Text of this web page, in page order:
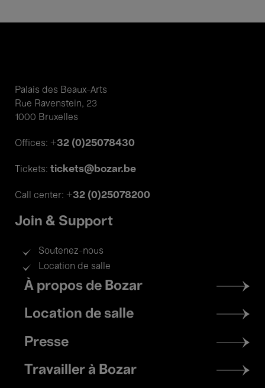
Palais des Beaux-Arts
Rue Ravenstein, 23
1000 Bruxelles
Offices: +32 (0)25078430
Tickets: tickets@bozar.be
Call center: +32 (0)25078200
Join & Support
Soutenez-nous
Location de salle
Footer
menu
À propos de Bozar
Location de salle
Presse
Travailler à Bozar